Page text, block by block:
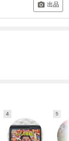
出品
4 5